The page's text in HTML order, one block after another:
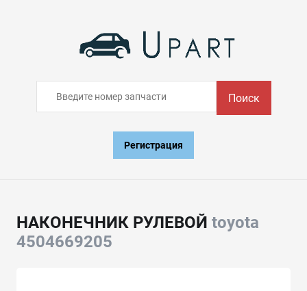
Поиск
Регистрация
НАКОНЕЧНИК РУЛЕВОЙ toyota
4504669205